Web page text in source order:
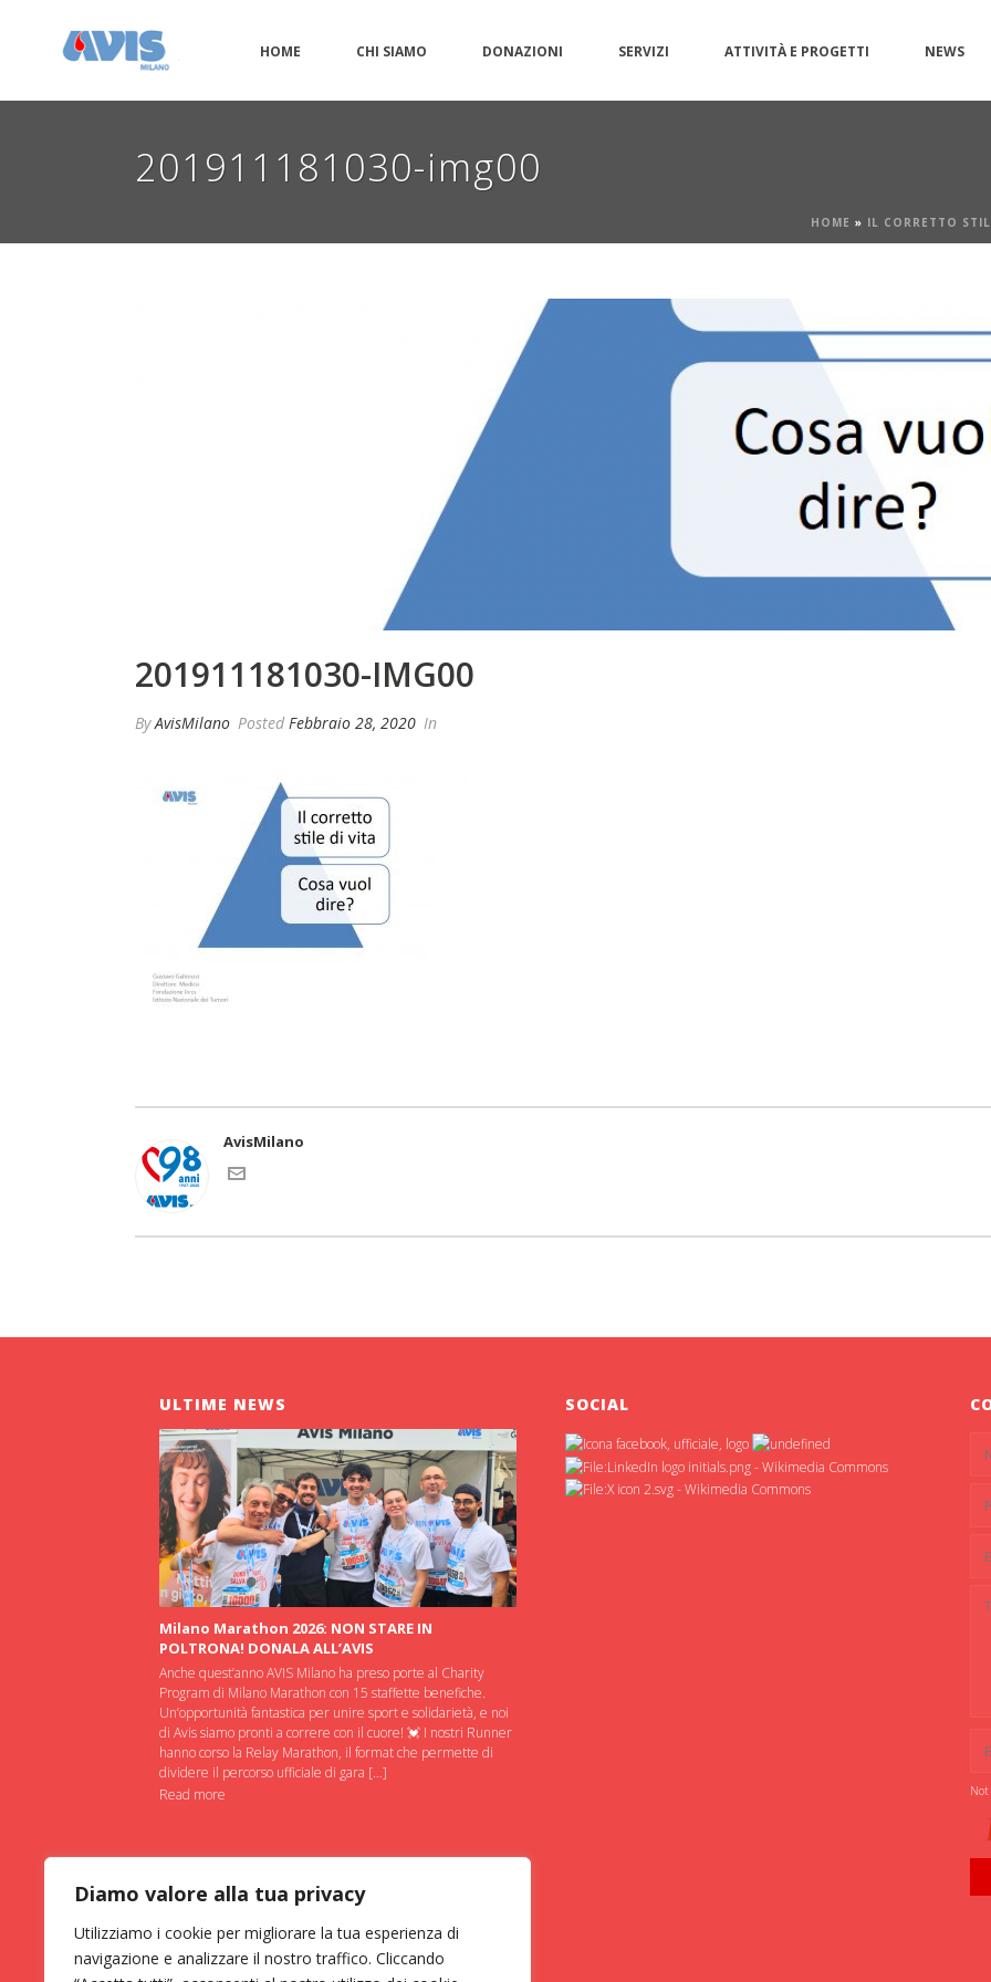
Diamo valore alla tua privacy
Utilizziamo i cookie per migliorare la tua esperienza di
navigazione e analizzare il nostro traffico. Cliccando
HOME CHI SIAMO DONAZIONI SERVIZI ATTIVITÀ E PROGETTI NEWS
201911181030-img00
HOME » IL CORRETTO
201911181030-IMG00
ByAvisMilano Posted Febbraio 28, 2020 In
AvisMilano
ULTIME NEWS
Milano Marathon 2026: NON STARE IN
POLTRONA! DONALA ALL’AVIS
Anche quest’anno AVIS Milano ha preso porte al Charity
Program di Milano Marathon con 15 staffette benefiche.
Un’opportunità fantastica per unire sport e solidarietà, e noi
di Avis siamo pronti a correre con il cuore! 💓 I nostri Runner
hanno corso la Relay Marathon, il format che permette di
dividere il percorso ufficiale di gara […]
Read more
SOCIAL